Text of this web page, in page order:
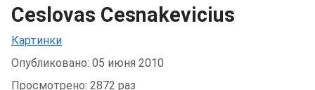
Ceslovas Cesnakevicius
Информация о материале
Картинки
Опубликовано: 05 июня 2010
Просмотрено: 2872 раз